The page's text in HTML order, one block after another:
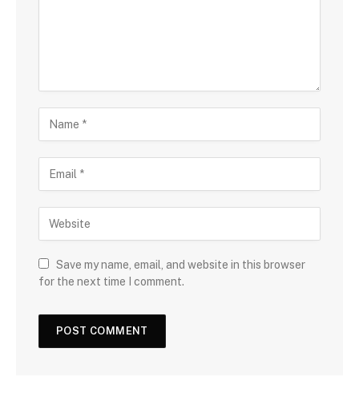
Save my name, email, and website in this browser
for the next time I comment.